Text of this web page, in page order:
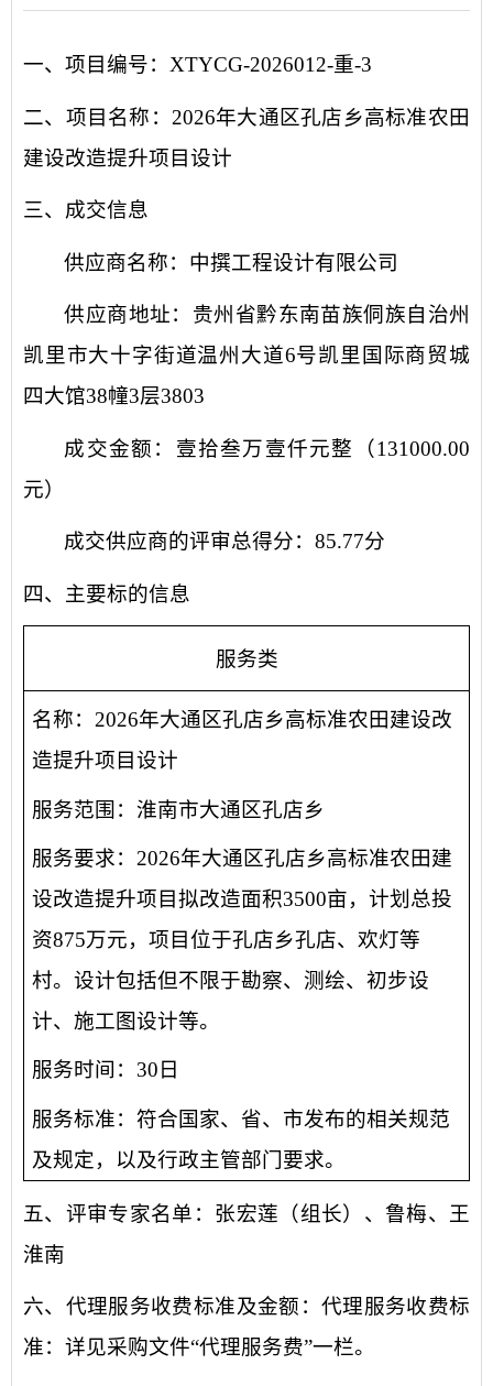
一、项目编号： XTYCG-2026012-重-3
二、项目名称： 2026年大通区孔店乡高标准农田
建设改造提升项目设计
三、成交信息
供应商名称： 中撰工程设计有限公司
供应商地址：贵州省黔东南苗族侗族自治州
凯里市大十字街道温州大道6号凯里国际商贸城
四大馆38幢3层3803
成交金额： 壹拾叁万壹仟元整 （131000.00
元）
成交供应商的评审总得分：85.77分
四、主要标的信息
服务类
名称：2026年大通区孔店乡高标准农田建设改
造提升项目设计
服务范围：淮南市大通区孔店乡
服务要求： 2026年大通区孔店乡高标准农田建
设改造提升项目拟改造面积3500亩，计划总投
资875万元，项目位于孔店乡孔店、欢灯等
村。设计包括但不限于勘察、测绘、初步设
计、施工图设计等。
服务时间： 30日
服务标准：符合国家、省、市发布的相关规范
及规定，以及行政主管部门要求。
五、评审专家名单： 张宏莲（组长）、鲁梅、王
淮南
六、代理服务收费标准及金额： 代理服务收费标
准：详见采购文件“代理服务费”一栏。